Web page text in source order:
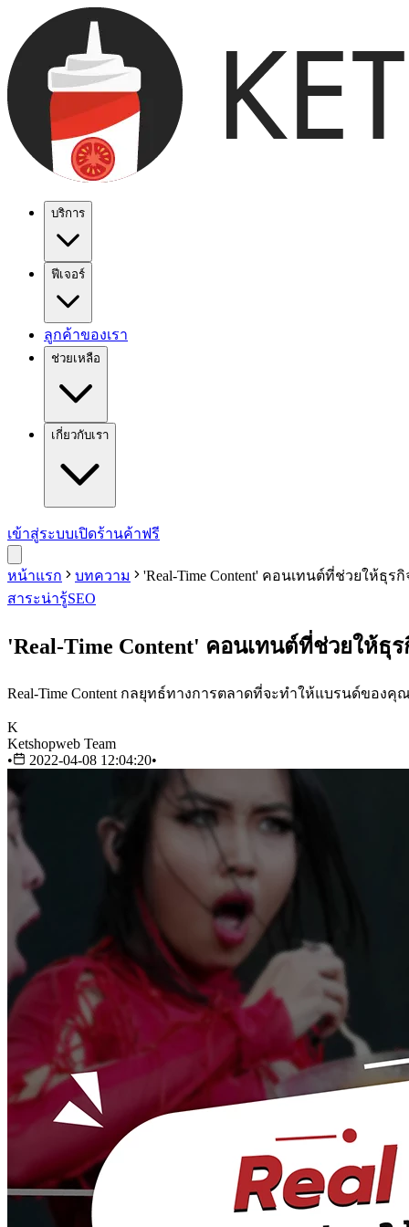
บริการ
ฟีเจอร์
ลูกค้าของเรา
ช่วยเหลือ
เกี่ยวกับเรา
เข้าสู่ระบบเปิดร้านค้าฟรี
หน้าแรก บทความ
'Real-Time Content' คอนเทนต์ที่ช่วยให้ธุร
สาระน่ารู้SEO
'Real-Time Content' คอนเทนต์ที่ช่วยให้ธุ
Real-Time Content กลยุทธ์ทางการตลาดที่จะทำให้แบรนด์ของคุ
K
Ketshopweb Team
•
2022-04-08 12:04:20•